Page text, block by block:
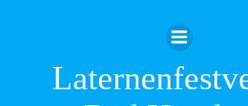
Inhalt
springen